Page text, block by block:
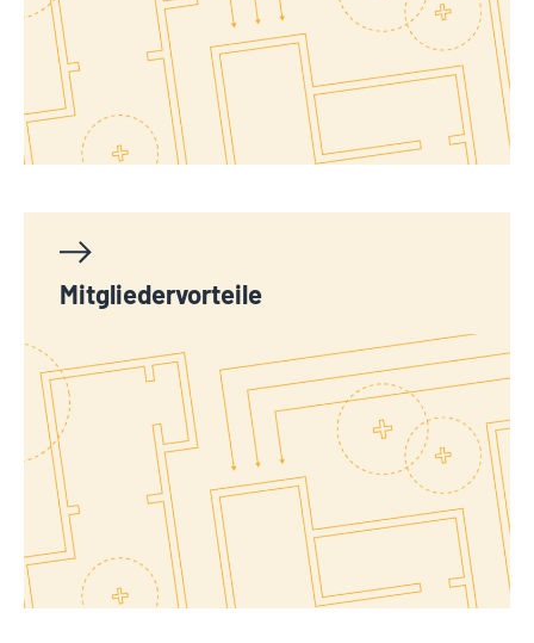
Mitgliedervorteile